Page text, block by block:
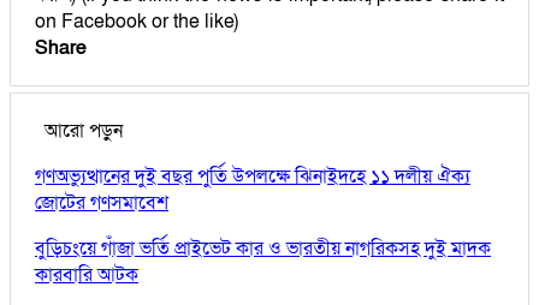
on Facebook or the like)
Share
আরো পড়ুন
গণঅভ্যুত্থানের দুই বছর পুর্তি উপলক্ষে ঝিনাইদহে ১১ দলীয় ঐক্য
জোটের গণসমাবেশ
বুড়িচংয়ে গাঁজা ভর্তি প্রাইভেট কার ও ভারতীয় নাগরিকসহ দুই মাদক
কারবারি আটক